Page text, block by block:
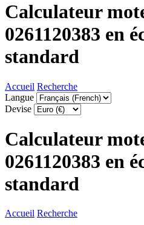
Calculateur
0261120383 en
standard
Accueil Recherche
Langue
Devise
Calculateur
0261120383 en
standard
Accueil Recherche